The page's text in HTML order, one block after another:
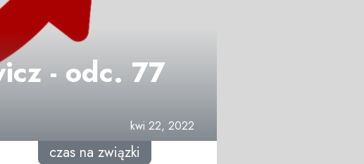
- odc. 77
kwi 22, 2022
czas na związki